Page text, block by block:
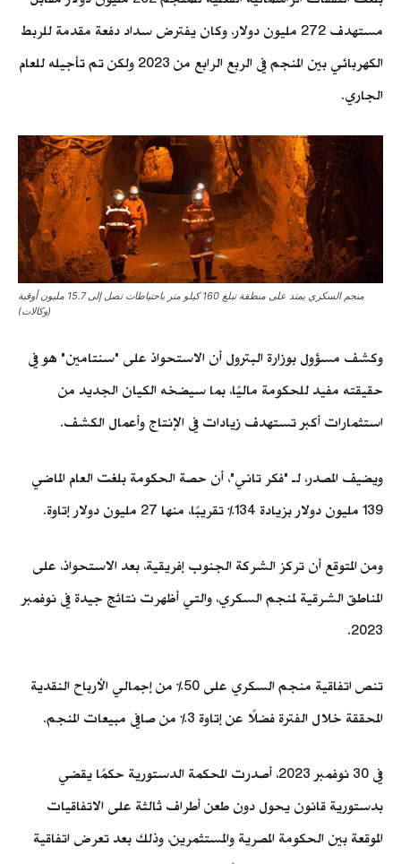
مستهدف 272 مليون دولار، وكان يفترض سداد دفعة مقدمة للربط
الكهربائي بين المنجم في الربع الرابع من 2023 ولكن تم تأجيله للعام
الجاري.
منجم السكري يمتد على منطقة تبلغ 160 كيلو متر باحتياطات تصل إلى 15.7 مليون أوقية
(وكالات)
وكشف مسؤول بوزارة البترول أن الاستحواذ على "سنتامين" هو في
حقيقته مفيد للحكومة ماليًا، بما سيضخه الكيان الجديد من
استثمارات أكبر تستهدف زيادات في الإنتاج وأعمال الكشف.
ويضيف المصدر، لـ "فكر تاني"، أن حصة الحكومة بلغت العام الماضي
139 مليون دولار بزيادة 134% تقريبًا، منها 27 مليون دولار إتاوة.
ومن المتوقع أن تركز الشركة الجنوب إفريقية، بعد الاستحواذ، على
المناطق الشرقية لمنجم السكري، والتي أظهرت نتائج جيدة في نوفمبر
2023.
تنص اتفاقية منجم السكري على 50% من إجمالي الأرباح النقدية
المحققة خلال الفترة فضلًا عن إتاوة 3% من صافي مبيعات المنجم.
في 30 نوفمبر 2023، أصدرت المحكمة الدستورية حكمًا يقضي
بدستورية قانون يحول دون طعن أطراف ثالثة على الاتفاقيات
الموقعة بين الحكومة المصرية والمستثمرين، وذلك بعد تعرض اتفاقية